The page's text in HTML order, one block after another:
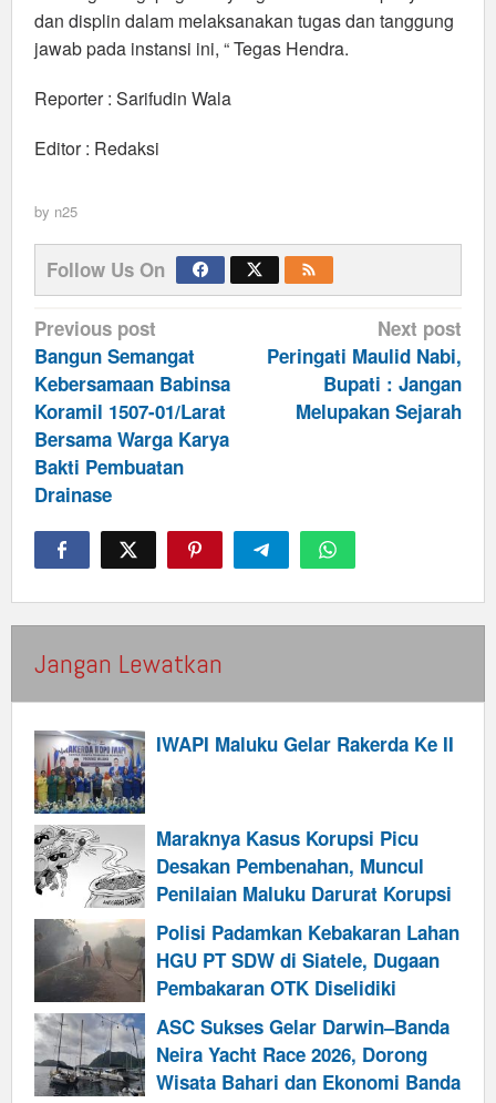
dan displin dalam melaksanakan tugas dan tanggung
jawab pada instansi ini, “ Tegas Hendra.
Reporter : Sarifudin Wala
Editor : Redaksi
by n25
Follow Us On
Post
navigation
Previous post
Bangun Semangat
Kebersamaan Babinsa
Koramil 1507-01/Larat
Bersama Warga Karya
Bakti Pembuatan
Drainase
Next post
Peringati Maulid Nabi,
Bupati : Jangan
Melupakan Sejarah
Jangan Lewatkan
IWAPI Maluku Gelar Rakerda Ke II
Maraknya Kasus Korupsi Picu
Desakan Pembenahan, Muncul
Penilaian Maluku Darurat Korupsi
Polisi Padamkan Kebakaran Lahan
HGU PT SDW di Siatele, Dugaan
Pembakaran OTK Diselidiki
ASC Sukses Gelar Darwin–Banda
Neira Yacht Race 2026, Dorong
Wisata Bahari dan Ekonomi Banda